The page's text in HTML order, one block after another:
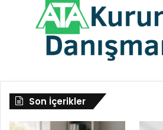
Son İçerikler